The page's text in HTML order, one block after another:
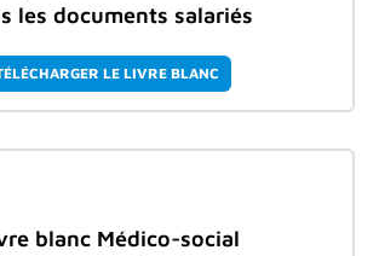
les documents salariés
LE LIVRE BLANC
blanc Médico-social